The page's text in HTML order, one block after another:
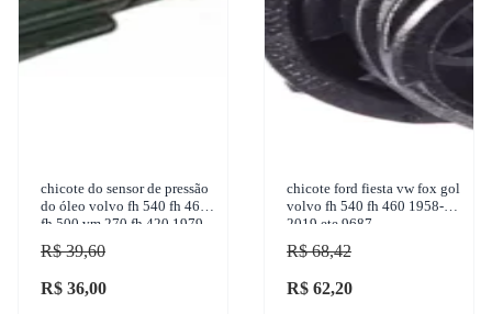
chicote do sensor de pressão
do óleo volvo fh 540 fh 460
fh 500 vm 270 fh 420 1979-
2017 ete 7664
R$ 39,60
R$ 36,00
chicote ford fiesta vw fox gol
volvo fh 540 fh 460 1958-
2019 ete 9687
R$ 68,42
R$ 62,20